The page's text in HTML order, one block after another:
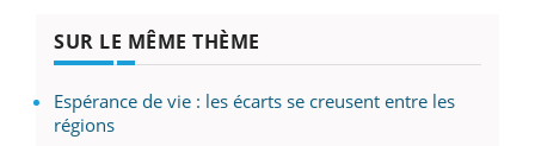
SUR LE MÊME THÈME
Espérance de vie : les écarts se creusent entre les
régions